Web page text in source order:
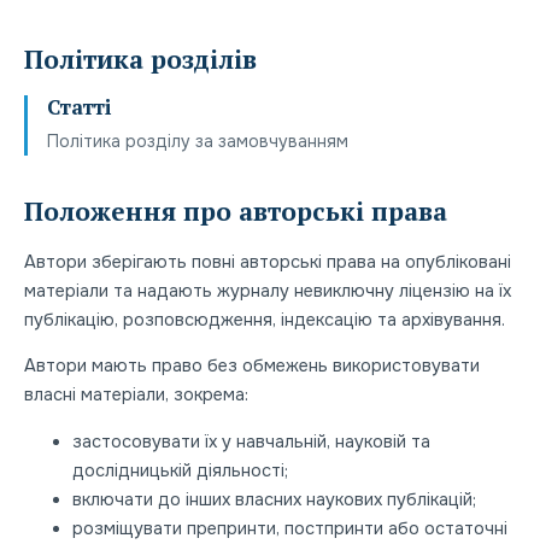
Політика розділів
Статті
Політика розділу за замовчуванням
Положення про авторські права
Автори зберігають повні авторські права на опубліковані
матеріали та надають журналу невиключну ліцензію на їх
публікацію, розповсюдження, індексацію та архівування.
Автори мають право без обмежень використовувати
власні матеріали, зокрема:
застосовувати їх у навчальній, науковій та
дослідницькій діяльності;
включати до інших власних наукових публікацій;
розміщувати препринти, постпринти або остаточні